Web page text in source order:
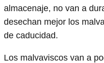
almacenaje, no van a
desechan mejor los
de caducidad.
Los malvaviscos van a